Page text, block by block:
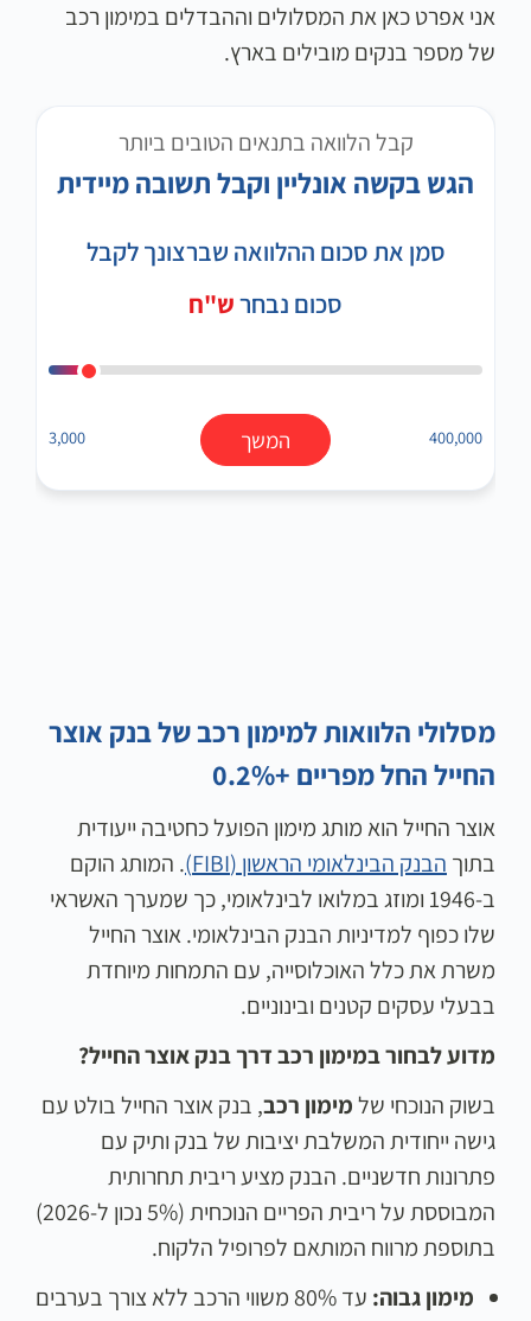
אני אפרט כאן את המסלולים וההבדלים במימון רכב
של מספר בנקים מובילים בארץ.
קבל הלוואה בתנאים הטובים ביותר
הגש בקשה אונליין וקבל תשובה מיידית
סמן את סכום ההלוואה שברצונך לקבל
סכום נבחרש"ח
3,000 400,000 המשך
מסלולי הלוואות למימון רכב של בנק אוצר
החייל החל מפריים +0.2%
אוצר החייל הוא מותג מימון הפועל כחטיבה ייעודית
בתוך הבנק הבינלאומי הראשון (FIBI)
. המותג הוקם
ב-1946 ומוזג במלואו לבינלאומי, כך שמערך האשראי
שלו כפוף למדיניות הבנק הבינלאומי. אוצר החייל
משרת את כלל האוכלוסייה, עם התמחות מיוחדת
בבעלי עסקים קטנים ובינוניים.
מדוע לבחור במימון רכב דרך בנק אוצר החייל?
בשוק הנוכחי שלמימון רכב, בנק אוצר החייל בולט עם
גישה ייחודית המשלבת יציבות של בנק ותיק עם
פתרונות חדשניים. הבנק מציע ריבית תחרותית
המבוססת על ריבית הפריים הנוכחית (5% נכון ל-2026)
בתוספת מרווח המותאם לפרופיל הלקוח.
מימון גבוה:
עד 80% משווי הרכב ללא צורך בערבים